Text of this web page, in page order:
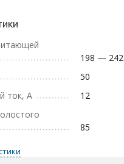
198 — 242
50
ток, А
12
85